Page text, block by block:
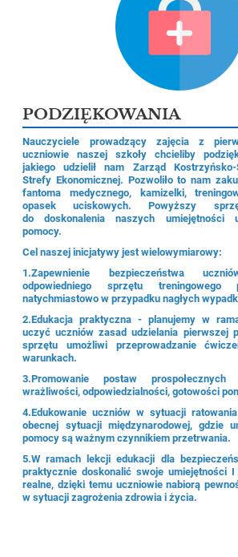
PODZIĘKOWANIA
Nauczyciele prowadzący zajęcia z
uczniowie naszej szkoły chcieliby
jakiego udzielił nam Zarząd Kostrzyńsko-
Strefy Ekonomicznej. Pozwoliło to nam
fantoma medycznego, kamizelki,
opasek uciskowych. Powyższy
do doskonalenia naszych umiejętności
pomocy.
Cel naszej inicjatywy jest wielowymiarowy:
1.Zapewnienie bezpieczeństwa
odpowiedniego sprzętu treningowego
natychmiastowo w przypadku nagłych
2.Edukacja praktyczna - planujemy w
uczyć uczniów zasad udzielania pierwszej
sprzętu umożliwi przeprowadzanie
warunkach.
3.Promowanie postaw
wrażliwości, odpowiedzialności, gotowości
4.Edukowanie uczniów w sytuacji
obecnej sytuacji międzynarodowej, gdzie
pomocy są ważnym czynnikiem przetrwania.
5.W ramach lekcji edukacji dla
praktycznie doskonalić swoje umiejętności
realne, dzięki temu uczniowie nabiorą
w sytuacji zagrożenia zdrowia i życia.